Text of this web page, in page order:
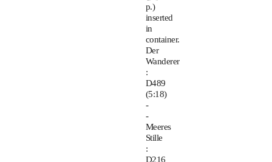
p.)
inserted
in
container.
Der
Wanderer
:
D489
(5:18)
-
-
Meeres
Stille
:
D216